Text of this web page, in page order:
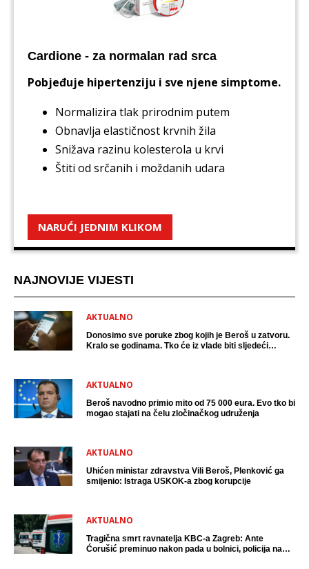
Cardione - za normalan rad srca
Pobjeđuje hipertenziju i sve njene simptome.
Normalizira tlak prirodnim putem
Obnavlja elastičnost krvnih žila
Snižava razinu kolesterola u krvi
Štiti od srčanih i moždanih udara
NARUĆI JEDNIM KLIKOM
NAJNOVIJE VIJESTI
AKTUALNO
Donosimo sve poruke zbog kojih je Beroš u zatvoru.
Kralo se godinama. Tko će iz vlade biti sljedeći
AKTUALNO
Beroš navodno primio mito od 75 000 eura. Evo tko bi
mogao stajati na čelu zločinačkog udruženja
AKTUALNO
Uhićen ministar zdravstva Vili Beroš, Plenković ga
smijenio: Istraga USKOK-a zbog korupcije
AKTUALNO
Tragična smrt ravnatelja KBC-a Zagreb: Ante
Ćorušić preminuo nakon pada u bolnici, policija na